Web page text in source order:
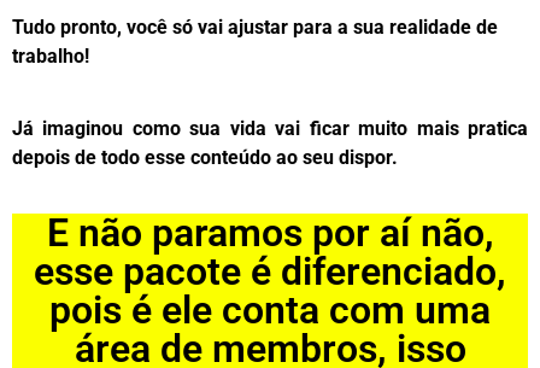
Tudo pronto, você só vai ajustar para a sua realidade de
trabalho!
Já imaginou como sua vida vai ficar muito mais pratica
depois de todo esse conteúdo ao seu dispor.
E não paramos por aí não,
esse pacote é diferenciado,
pois é ele conta com uma
área de membros, isso